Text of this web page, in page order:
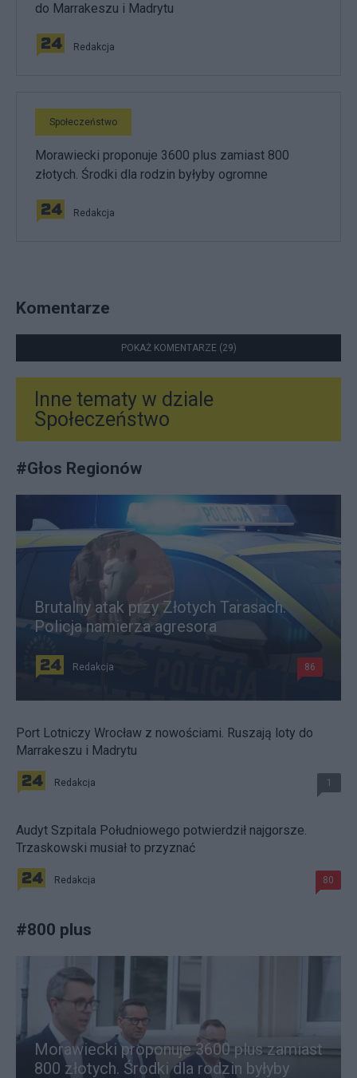
do Marrakeszu i Madrytu
Redakcja
Społeczeństwo
Morawiecki proponuje 3600 plus zamiast 800
złotych. Środki dla rodzin byłyby ogromne
Redakcja
Komentarze
POKAŻ KOMENTARZE (29)
Inne tematy w dziale
Społeczeństwo
#Głos Regionów
Brutalny atak przy Złotych Tarasach.
Policja namierza agresora
Redakcja 86
Port Lotniczy Wrocław z nowościami. Ruszają loty do
Marrakeszu i Madrytu
Redakcja 1
Audyt Szpitala Południowego potwierdził najgorsze.
Trzaskowski musiał to przyznać
Redakcja 80
#800 plus
Morawiecki proponuje 3600 plus zamiast
800 złotych. Środki dla rodzin byłyby